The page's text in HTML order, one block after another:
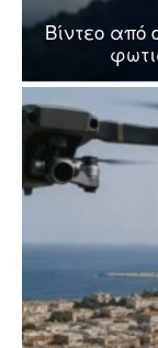
Βίντεο από